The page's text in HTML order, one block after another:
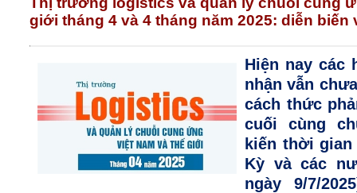
giới tháng 4 và 4 tháng năm 2025: diễn biến
Hiện nay các
nhận vẫn
cách thức
cuối cùng
kiến thời gian
Kỳ và các
ngày 9/7/